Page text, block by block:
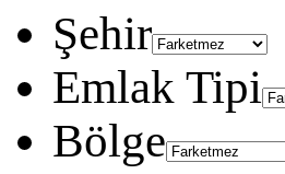
Şehir
Emlak Tipi
Bölge